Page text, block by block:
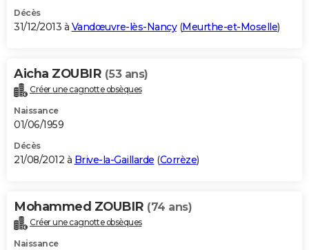
Décès
31/12/2013 à Vandœuvre-lès-Nancy(Meurthe-et-Moselle)
Aicha ZOUBIR (53 ans)
Créer une cagnotte obsèques
Naissance
01/06/1959
Décès
21/08/2012 à Brive-la-Gaillarde (Corrèze)
Mohammed ZOUBIR (74 ans)
Créer une cagnotte obsèques
Naissance